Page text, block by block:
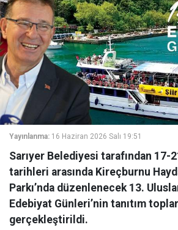
Yayınlanma: 16 Haziran 2026 Salı 19:51
Sarıyer Belediyesi tarafından 17-
tarihleri arasında Kireçburnu
Parkı’nda düzenlenecek 13.
Edebiyat Günleri’nin tanıtım
gerçekleştirildi.